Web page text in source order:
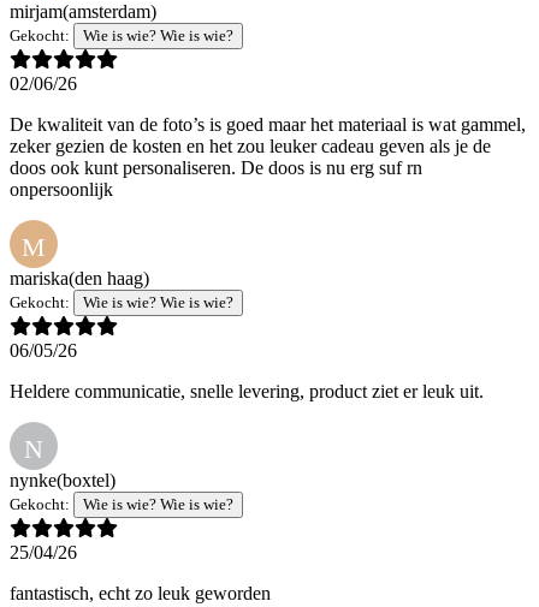
mirjam(amsterdam)
Gekocht: Wie is wie? Wie is wie?
02/06/26
De kwaliteit van de foto’s is goed maar het materiaal is wat gammel,
zeker gezien de kosten en het zou leuker cadeau geven als je de
doos ook kunt personaliseren. De doos is nu erg suf rn
onpersoonlijk
M
mariska(den haag)
Gekocht: Wie is wie? Wie is wie?
06/05/26
Heldere communicatie, snelle levering, product ziet er leuk uit.
N
nynke(boxtel)
Gekocht: Wie is wie? Wie is wie?
25/04/26
fantastisch, echt zo leuk geworden